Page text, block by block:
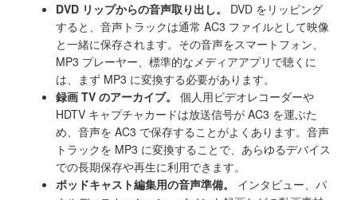
DVD リップからの音声取り出し。
DVD をリッピング
すると、音声トラックは通常 AC3 ファイルとして映像
と一緒に保存されます。その音声をスマートフォン、
MP3 プレーヤー、標準的なメディアアプリで聴くに
は、まず MP3 に変換する必要があります。
録画 TV のアーカイブ。
個人用ビデオレコーダーや
HDTV キャプチャカードは放送信号が AC3 を運ぶた
め、音声を AC3 で保存することがよくあります。音声
トラックを MP3 に変換することで、あらゆるデバイス
での長期保存や再生に利用できます。
ポッドキャスト編集用の音声準備。
インタビュー、パ